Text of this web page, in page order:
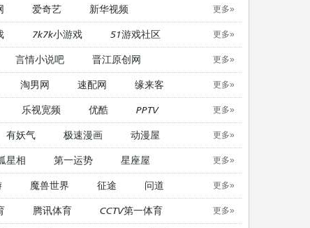
爱奇艺 新华视频 更多»
7k7k小游戏 51游戏社区 更多»
言情小说吧 晋江原创网 更多»
淘男网 速配网 缘来客 更多»
乐视宽频 优酷 PPTV 更多»
有妖气 极速漫画 动漫屋 更多»
星相 第一运势 星座屋 更多»
魔兽世界 征途 问道 更多»
腾讯体育 CCTV第一体育 更多»